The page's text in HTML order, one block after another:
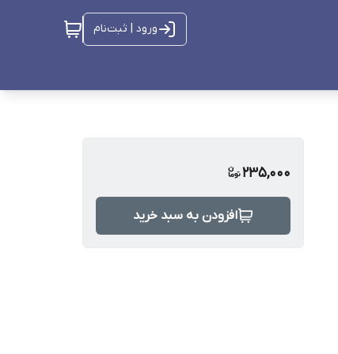
ورود | ثبت‌نام
235,000
افزودن به سبد خرید